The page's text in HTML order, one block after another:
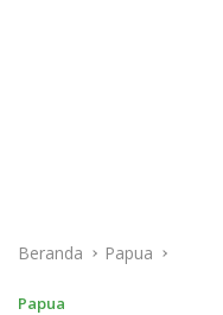
Beranda Papua
Papua